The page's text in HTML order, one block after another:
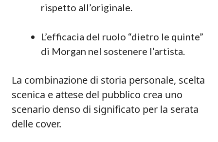
rispetto all’originale.
L’efficacia del ruolo “dietro le quinte”
di Morgan nel sostenere l’artista.
La combinazione di storia personale, scelta
scenica e attese del pubblico crea uno
scenario denso di significato per la serata
delle cover.